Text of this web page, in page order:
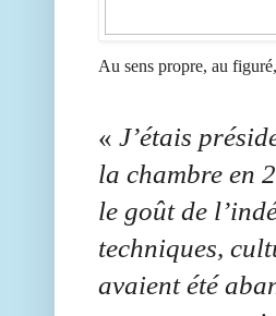
Au sens propre, au
« J’étais
la chambre en
le goût de
techniques,
avaient été